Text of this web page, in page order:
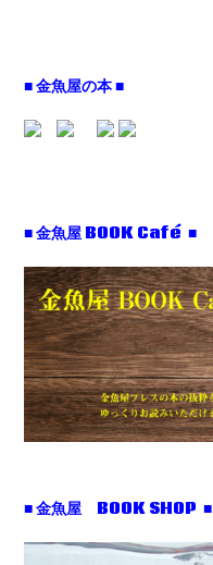
■ 金魚屋の本 ■
■ 金魚屋 BOOK Café ■
■ 金魚屋 BOOK SHOP ■